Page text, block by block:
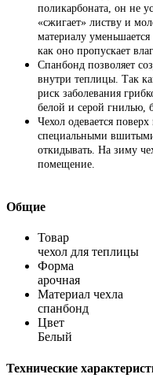
поликарбоната, он не
«сжигает» листву и
материалу
как оно пропускает
Спанбонд позволяет
внутри теплицы. Так
риск заболевания
белой и серой гнилью,
Чехол одевается
специальными
откидывать. На зиму
помещение.
Общие
Товар
чехол для теплицы
Форма
арочная
Материал чехла
спанбонд
Цвет
Белый
Технические